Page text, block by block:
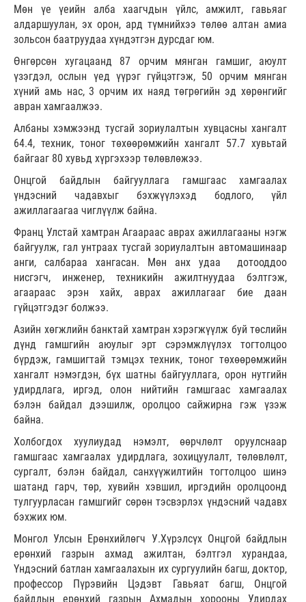
Мөн үе үеийн алба хаагчдын үйлс, амжилт, гавьяаг
алдаршуулан, эх орон, ард түмнийхээ төлөө алтан амиа
зольсон баатруудаа хүндэтгэн дурсдаг юм.
Өнгөрсөн хугацаанд 87 орчим мянган гамшиг, аюулт
үзэгдэл, ослын үед үүрэг гүйцэтгэж, 50 орчим мянган
хүний амь нас, 3 орчим их наяд төгрөгийн эд хөрөнгийг
авран хамгаалжээ.
Албаны хэмжээнд тусгай зориулалтын хувцасны хангалт
64.4, техник, тоног төхөөрөмжийн хангалт 57.7 хувьтай
байгааг 80 хувьд хүргэхээр төлөвлөжээ.
Онцгой байдлын байгууллага гамшгаас хамгаалах
үндэсний чадавхыг бэхжүүлэхэд бодлого, үйл
ажиллагаагаа чиглүүлж байна.
Франц Улстай хамтран Агаараас аврах ажиллагааны нэгж
байгуулж, гал унтраах тусгай зориулалтын автомашинаар
анги, салбараа хангасан. Мөн анх удаа дотооддоо
нисгэгч, инженер, техникийн ажилтнуудаа бэлтгэж,
агаараас эрэн хайх, аврах ажиллагааг бие даан
гүйцэтгэдэг болжээ.
Азийн хөгжлийн банктай хамтран хэрэгжүүлж буй төслийн
дүнд гамшгийн аюулыг эрт сэрэмжлүүлэх тогтолцоо
бүрдэж, гамшигтай тэмцэх техник, тоног төхөөрөмжийн
хангалт нэмэгдэн, бүх шатны байгууллага, орон нутгийн
удирдлага, иргэд, олон нийтийн гамшгаас хамгаалах
бэлэн байдал дээшилж, оролцоо сайжирна гэж үзэж
байна.
Холбогдох хуулиудад нэмэлт, өөрчлөлт оруулснаар
гамшгаас хамгаалах удирдлага, зохицуулалт, төлөвлөлт,
сургалт, бэлэн байдал, санхүүжилтийн тогтолцоо шинэ
шатанд гарч, төр, хувийн хэвшил, иргэдийн оролцоонд
тулгуурласан гамшгийг сөрөн тэсвэрлэх үндэсний чадавх
бэхжих юм.
Монгол Улсын Ерөнхийлөгч У.Хүрэлсүх Онцгой байдлын
ерөнхий газрын ахмад ажилтан, бэлтгэл хурандаа,
Үндэсний батлан хамгаалахын их сургуулийн багш, доктор,
профессор Пүрэвийн Цэдэвт Гавьяат багш, Онцгой
байдлын ерөнхий газрын Ахмадын хорооны Удирдах